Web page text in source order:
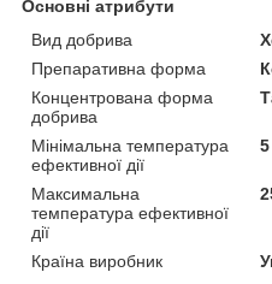
Основні атрибути
Вид добрива
Препаративна форма
Концентрована форма
добрива
Мінімальна температура
ефективної дії
Максимальна
температура ефективної
дії
Країна виробник